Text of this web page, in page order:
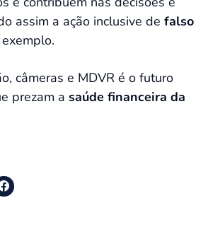
assim a ação inclusive de falso
câmeras e MDVR é o futuro
prezam a saúde financeira da